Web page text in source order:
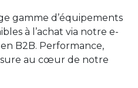
gamme d’équipements
à l’achat via notre e-
B2B. Performance,
au cœur de notre